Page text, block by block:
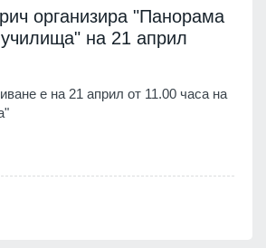
организира "Панорама
на 21 април
е на 21 април от 11.00 часа на